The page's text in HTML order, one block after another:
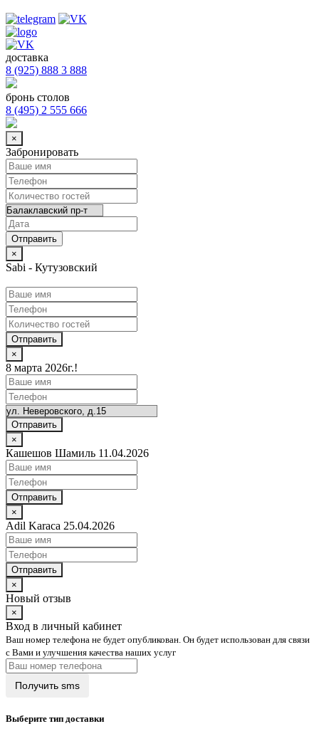
доставка
8 (925) 888 3 888
бронь столов
8 (495) 2 555 666
×
Забронировать
×
Sabi - Кутузовский
Отправить
×
8 марта 2026г.!
Отправить
×
Кашешов Шамиль 11.04.2026
Отправить
×
Adil Karaca 25.04.2026
Отправить
×
Новый отзыв
×
Вход в личный кабинет
Ваш номер телефона не будет опубликован. Он будет использован для связи
с Вами и улучшения качества наших услуг
Выберите тип доставки